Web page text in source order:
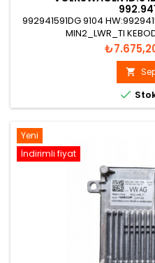
992941591DG 9104
MIN2_LWR_TI
Fiyat


Yeni
İndirimli fiyat